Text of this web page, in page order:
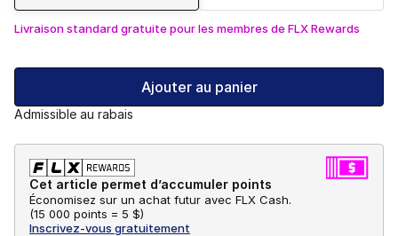
Livraison standard gratuite pour les membres de FLX Rewards
Ajouter au panier
Admissible au rabais
Cet article permet d’accumuler points
Économisez sur un achat futur avec FLX Cash.
(15 000 points = 5 $)
Inscrivez-vous gratuitement